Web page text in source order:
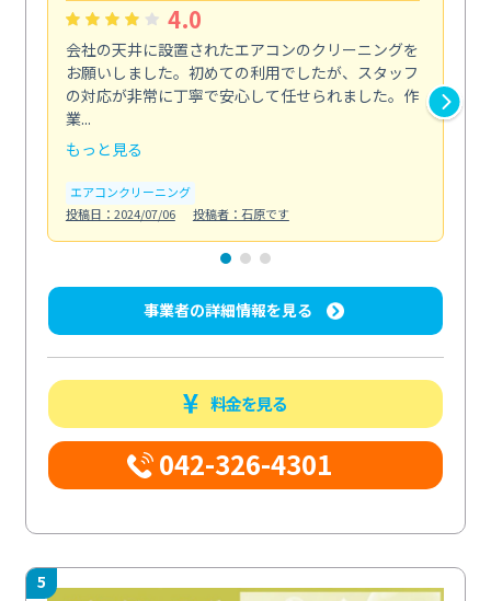
4.0
会社の天井に設置されたエアコンのクリーニングを
お願いしました。初めての利用でしたが、スタッフ
の対応が非常に丁寧で安心して任せられました。作
業...
もっと見る
エアコンクリーニング
投稿日：2024/07/06
投稿者：石原です
事業者の詳細情報を見る
料金を見る
042-326-4301
5